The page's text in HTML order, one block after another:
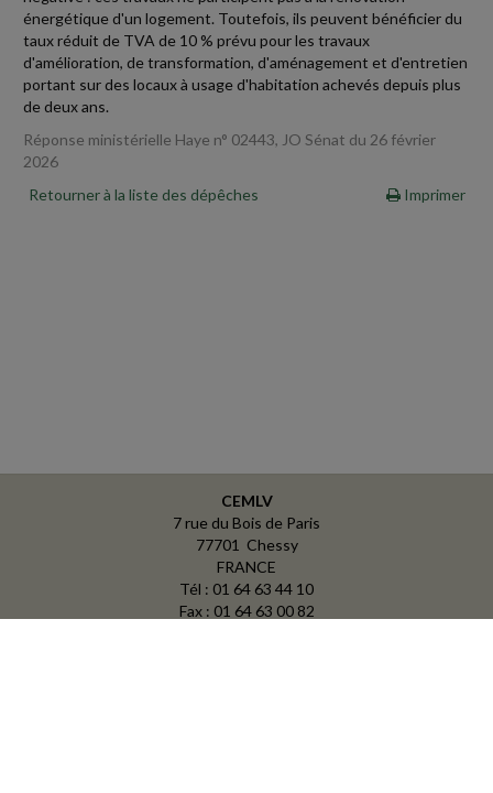
énergétique d'un logement. Toutefois, ils peuvent bénéficier du
taux réduit de TVA de 10 % prévu pour les travaux
d'amélioration, de transformation, d'aménagement et d'entretien
portant sur des locaux à usage d'habitation achevés depuis plus
de deux ans.
Réponse ministérielle Haye n° 02443, JO Sénat du 26 février
2026
Retourner à la liste des dépêches
Imprimer
CEMLV
7 rue du Bois de Paris
77701 Chessy
FRANCE
Tél : 01 64 63 44 10
Fax : 01 64 63 00 82